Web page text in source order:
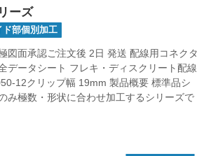
ーズ
ド部個別加工
図面承認ご注文後 2日 発送 配線用コネクタ
データシート フレキ・ディスクリート配線
12クリップ幅 19mm 製品概要 標準品シ
み極数・形状に合わせ加工するシリーズで